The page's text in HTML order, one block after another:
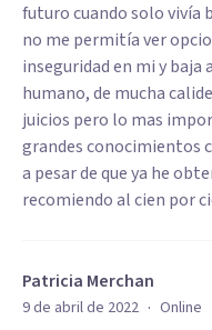
futuro cuando solo vivía
no me permitía ver
inseguridad en mi y
humano, de mucha
juicios pero lo mas
grandes conocimientos
a pesar de que ya he
recomiendo al cien por
Patricia Merchan
9 de abril de 2022 · Online